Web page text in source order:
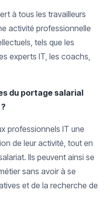
à tous les travailleurs
activité professionnelle
tels que les
experts IT, les coachs,
du portage salarial
professionnels IT une
de leur activité, tout en
Ils peuvent ainsi se
sans avoir à se
et de la recherche de